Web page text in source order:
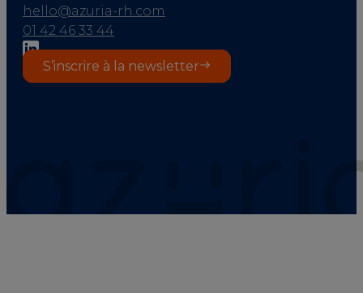
hello@azuria-rh.com
01 42 46 33 44
S’inscrire à la newsletter